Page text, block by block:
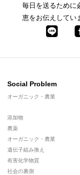
毎日を送るために
恵をお伝えしてい
Social Problem
オーガニック・農業
添加物
農薬
オーガニック・農業
遺伝子組み換え
有害化学物質
社会の裏側